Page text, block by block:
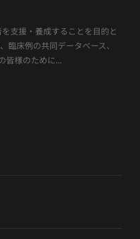
支援・養成することを目的と
臨床例の共同データベース、
皆様のために...